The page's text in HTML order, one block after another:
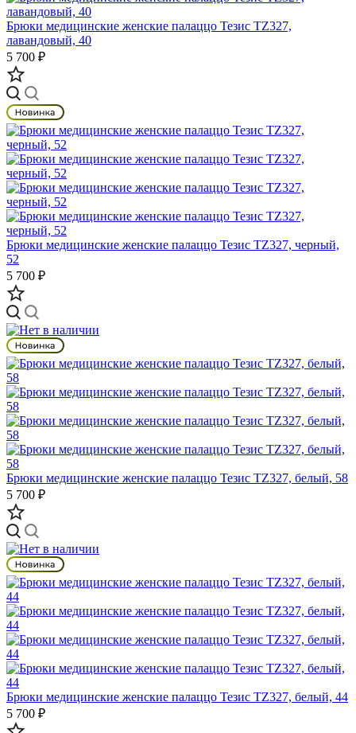
Брюки медицинские женские палаццо Тезис TZ327,
лавандовый, 40
5 700 ₽
Брюки медицинские женские палаццо Тезис TZ327, черный,
52
5 700 ₽
Брюки медицинские женские палаццо Тезис TZ327, белый, 58
5 700 ₽
Брюки медицинские женские палаццо Тезис TZ327, белый, 44
5 700 ₽